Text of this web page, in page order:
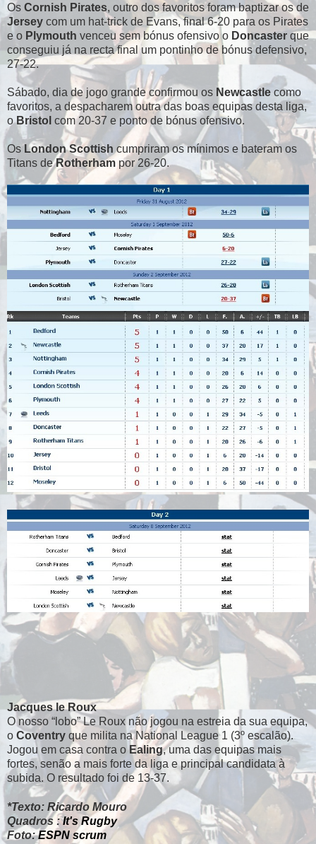
Os Cornish Pirates, outro dos favoritos foram baptizar os de
Jersey com um hat-trick de Evans, final 6-20 para os Pirates
e o Plymouth venceu sem bónus ofensivo o Doncaster que
conseguiu já na recta final um pontinho de bónus defensivo,
27-22.
Sábado, dia de jogo grande confirmou os Newcastle como
favoritos, a despacharem outra das boas equipas desta liga,
oBristol com 20-37 e ponto de bónus ofensivo.
Os London Scottish cumpriram os mínimos e bateram os
Titans deRotherham por 26-20.
Jacques le Roux
O nosso “lobo” Le Roux não jogou na estreia da sua equipa,
o Coventry que milita na National League 1 (3º escalão).
Jogou em casa contra oEaling, uma das equipas mais
fortes, senão a mais forte da liga e principal candidata à
subida. O resultado foi de 13-37.
*Texto: Ricardo Mouro
Quadros :It's Rugby
Foto:ESPN scrum